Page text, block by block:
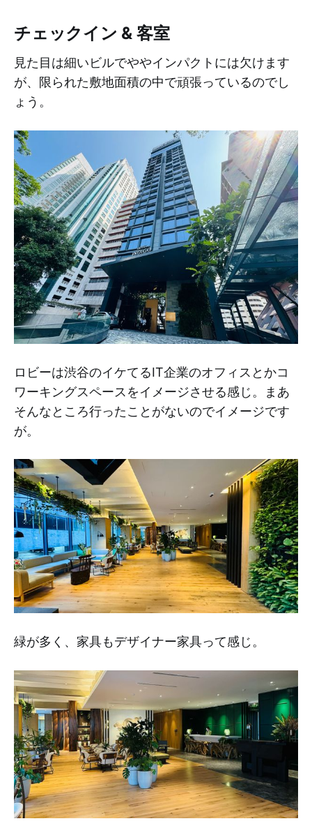
チェックイン & 客室
見た目は細いビルでややインパクトには欠けます
が、限られた敷地面積の中で頑張っているのでし
ょう。
ロビーは渋谷のイケてるIT企業のオフィスとかコ
ワーキングスペースをイメージさせる感じ。まあ
そんなところ行ったことがないのでイメージです
が。
緑が多く、家具もデザイナー家具って感じ。